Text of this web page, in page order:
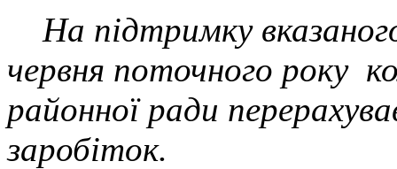
На підтримку
червня поточного року
районної ради
заробіток.